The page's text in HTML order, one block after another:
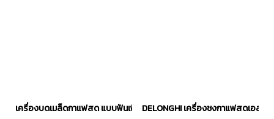
เครื่องบดเมล็ดกาแฟสด แบบฟันเฟือง KG7070DELONGHI เครื่องชงกาแฟสดเอสเ